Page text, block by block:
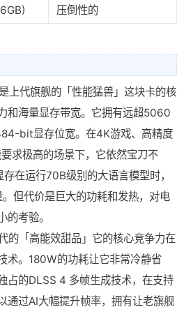
压倒性的
上代旗舰的「性能猛兽」这块卡的核
和海量显存带宽。它拥有远超5060
bit显存位宽。在4K游戏、高精度
求极高的场景下，它依然宝刀不
在运行70B级别的大语言模型时，
但代价是巨大的功耗和发热，对电
的考验。
的「高能效甜品」它的核心竞争力在
术。180W的功耗让它非常冷静省
占的DLSS 4 多帧生成技术，在支持
通过AI大幅提升帧率，拥有让老旗舰